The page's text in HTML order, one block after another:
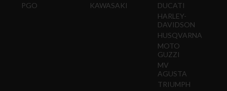
PGO
KAWASAKI
DUCATI
HARLEY-
DAVIDSON
HUSQVARNA
MOTO
GUZZI
MV
AGUSTA
TRIUMPH